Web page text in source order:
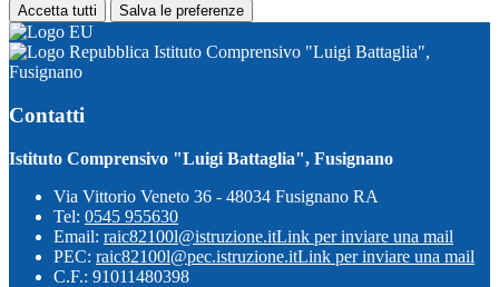
Accetta tutti Salva le preferenze
Istituto Comprensivo "Luigi Battaglia",
Fusignano
Contatti
Istituto Comprensivo "Luigi Battaglia", Fusignano
Via Vittorio Veneto 36 - 48034 Fusignano RA
Tel: 0545 955630
Email: raic82100l@istruzione.itLink per inviare una mail
PEC: raic82100l@pec.istruzione.itLink per inviare una mail
C.F.: 91011480398